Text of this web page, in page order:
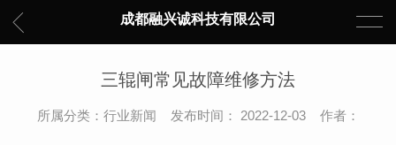
成都融兴诚科技有限公司
三辊闸常见故障维修方法
所属分类：行业新闻 发布时间： 2022-12-03 作者：